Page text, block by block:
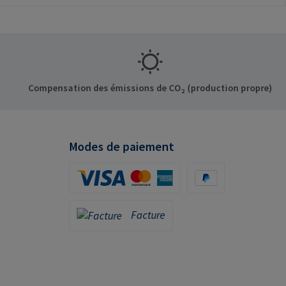
Compensation des émissions de CO₂ (production propre)
Modes de paiement
Facture
Facture